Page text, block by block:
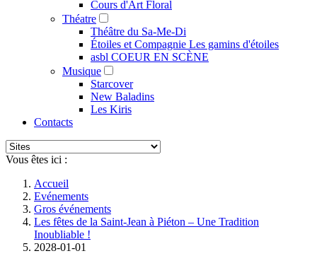
Cours d'Art Floral
Théatre
Théâtre du Sa-Me-Di
Étoiles et Compagnie Les gamins d'étoiles
asbl COEUR EN SCÈNE
Musique
Starcover
New Baladins
Les Kiris
Contacts
Vous êtes ici :
Accueil
Evénements
Gros événements
Les fêtes de la Saint-Jean à Piéton – Une Tradition
Inoubliable !
2028-01-01